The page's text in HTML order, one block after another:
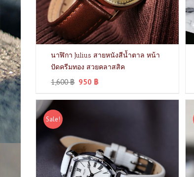
นาฬิกา Julius สายหนังสีน้ำตาล หน้า
ปัดครีมทอง สวยคลาสสิค
1,600฿ 950 ฿
Sale!